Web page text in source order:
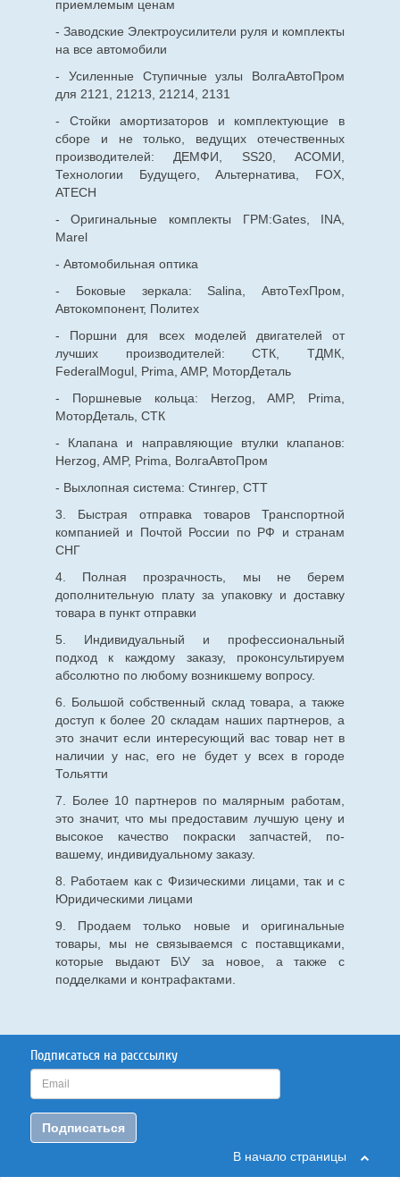
приемлемым ценам
- Заводские Электроусилители руля и комплекты
на все автомобили
- Усиленные Ступичные узлы ВолгаАвтоПром
для 2121, 21213, 21214, 2131
- Стойки амортизаторов и комплектующие в
сборе и не только, ведущих отечественных
производителей: ДЕМФИ, SS20, АСОМИ,
Технологии Будущего, Альтернатива, FOX,
ATECH
- Оригинальные комплекты ГРМ:Gates, INA,
Marel
- Автомобильная оптика
- Боковые зеркала: Salina, АвтоТехПром,
Автокомпонент, Политех
- Поршни для всех моделей двигателей от
лучших производителей: СТК, ТДМК,
FederalMogul, Prima, AMP, МоторДеталь
- Поршневые кольца: Herzog, AMP, Prima,
МоторДеталь, СТК
- Клапана и направляющие втулки клапанов:
Herzog, AMP, Prima, ВолгаАвтоПром
- Выхлопная система: Стингер, СТТ
3. Быстрая отправка товаров Транспортной
компанией и Почтой России по РФ и странам
СНГ
4. Полная прозрачность, мы не берем
дополнительную плату за упаковку и доставку
товара в пункт отправки
5. Индивидуальный и профессиональный
подход к каждому заказу, проконсультируем
абсолютно по любому возникшему вопросу.
6. Большой собственный склад товара, а также
доступ к более 20 складам наших партнеров, а
это значит если интересующий вас товар нет в
наличии у нас, его не будет у всех в городе
Тольятти
7. Более 10 партнеров по малярным работам,
это значит, что мы предоставим лучшую цену и
высокое качество покраски запчастей, по-
вашему, индивидуальному заказу.
8. Работаем как с Физическими лицами, так и с
Юридическими лицами
9. Продаем только новые и оригинальные
товары, мы не связываемся с поставщиками,
которые выдают Б\У за новое, а также с
подделками и контрафактами.
Подписаться на расссылку
Подписаться
В начало страницы